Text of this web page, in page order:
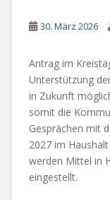
30. März 2026
Antrag im
Unterstützung
in Zukunft
somit die
Gesprächen mit
2027 im
werden Mittel in
eingestellt.